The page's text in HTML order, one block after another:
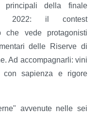
della finale
2022: il contest
che vede protagonisti
delle Riserve di
Ad accompagnarli: vini
sapienza e rigore
avvenute nelle sei